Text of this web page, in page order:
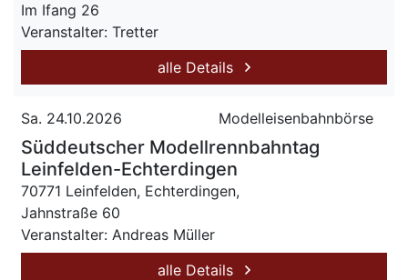
Im Ifang 26
Veranstalter: Tretter
alle Details
Sa. 24.10.2026 Modelleisenbahnbörse
Süddeutscher Modellrennbahntag
Leinfelden-Echterdingen
70771 Leinfelden, Echterdingen,
Jahnstraße 60
Veranstalter: Andreas Müller
alle Details